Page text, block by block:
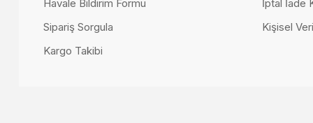
Havale Bildirim Formu
Sipariş Sorgula
Kargo Takibi
İptal İade
Kişisel